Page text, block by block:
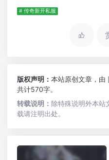
# 传奇新开私服
版权声明： 本站原创文章，由
共计570字。
转载说明： 除特殊说明外本站
载请注明出处。